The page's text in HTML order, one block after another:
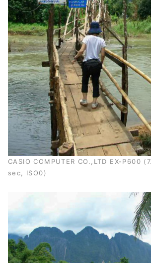
CASIO COMPUTER CO.,LTD EX-P600
sec, ISO0)